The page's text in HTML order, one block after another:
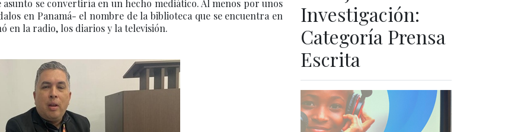
se convertiría en un hecho mediático. Al menos por unos
en Panamá- el nombre de la biblioteca que se encuentra en
en la radio, los diarios y la televisión.
Investigación:
Categoría Prensa
Escrita